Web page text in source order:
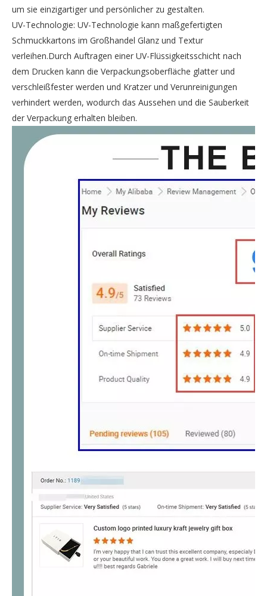
um sie einzigartiger und persönlicher zu gestalten.
UV-Technologie: UV-Technologie kann maßgefertigten
Schmuckkartons im Großhandel Glanz und Textur
verleihen.Durch Auftragen einer UV-Flüssigkeitsschicht nach
dem Drucken kann die Verpackungsoberfläche glatter und
verschleißfester werden und Kratzer und Verunreinigungen
verhindert werden, wodurch das Aussehen und die Sauberkeit
der Verpackung erhalten bleiben.